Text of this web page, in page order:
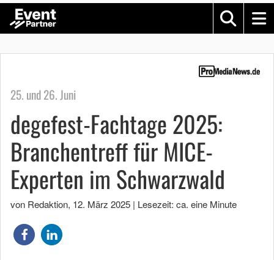
25. und 26. Juni
degefest-Fachtage 2025:
Branchentreff für MICE-
Experten im Schwarzwald
von Redaktion, 12. März 2025 | Lesezeit: ca. eine Minute